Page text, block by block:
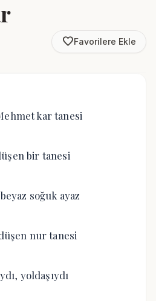
favorite_borderFavorilere Ekle
kar tanesi
bir tanesi
soğuk ayaz
nur tanesi
yoldaşıydı